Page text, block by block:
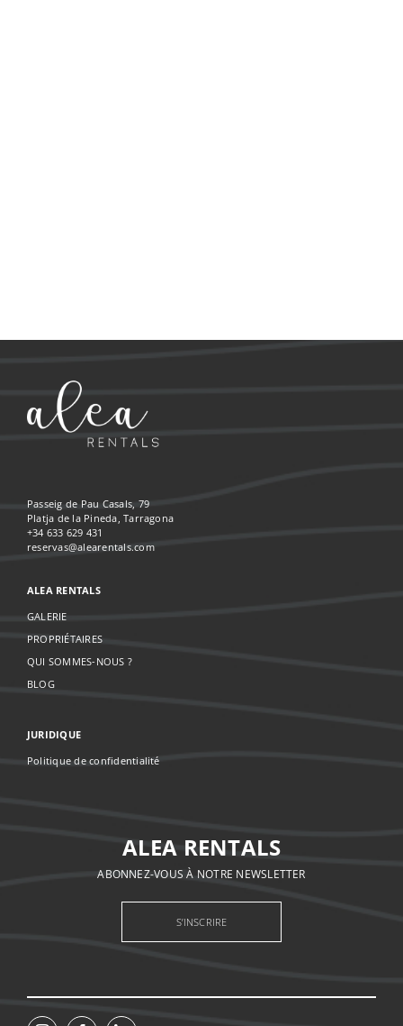
Passeig de Pau Casals, 79
Platja de la Pineda, Tarragona
+34 633 629 431
reservas@alearentals.com
ALEA RENTALS
GALERIE
PROPRIÉTAIRES
QUI SOMMES-NOUS ?
BLOG
JURIDIQUE
Politique de confidentialité
ALEA RENTALS
ABONNEZ-VOUS À NOTRE NEWSLETTER
S’INSCRIRE